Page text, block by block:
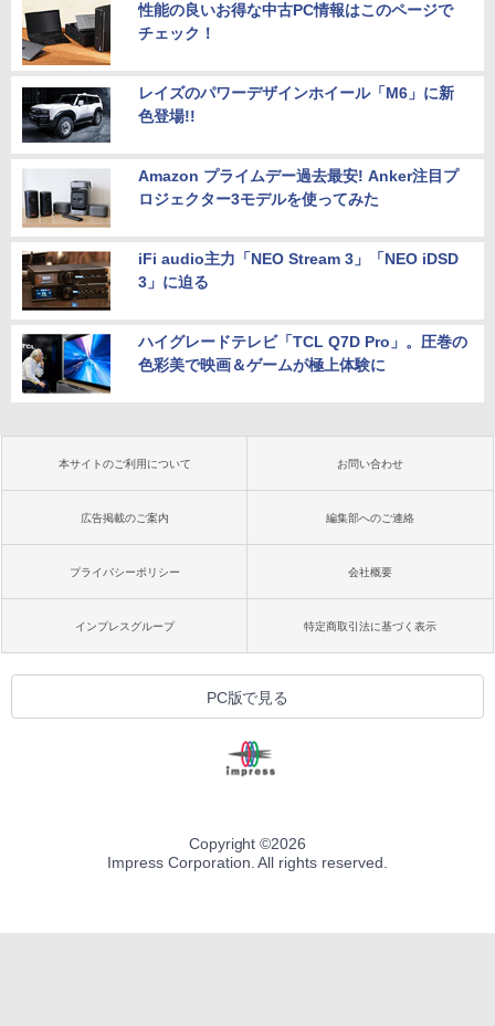
性能の良いお得な中古PC情報はこのページで
チェック！
レイズのパワーデザインホイール「M6」に新
色登場!!
Amazon プライムデー過去最安! Anker注目プ
ロジェクター3モデルを使ってみた
iFi audio主力「NEO Stream 3」「NEO iDSD
3」に迫る
ハイグレードテレビ「TCL Q7D Pro」。圧巻の
色彩美で映画＆ゲームが極上体験に
本サイトのご利用について お問い合わせ
広告掲載のご案内 編集部へのご連絡
プライバシーポリシー 会社概要
インプレスグループ 特定商取引法に基づく表示
PC版で見る
Copyright ©2026
Impress Corporation. All rights reserved.